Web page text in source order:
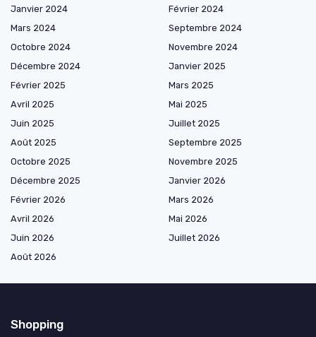
Janvier 2024
Février 2024
Mars 2024
Septembre 2024
Octobre 2024
Novembre 2024
Décembre 2024
Janvier 2025
Février 2025
Mars 2025
Avril 2025
Mai 2025
Juin 2025
Juillet 2025
Août 2025
Septembre 2025
Octobre 2025
Novembre 2025
Décembre 2025
Janvier 2026
Février 2026
Mars 2026
Avril 2026
Mai 2026
Juin 2026
Juillet 2026
Août 2026
Shopping